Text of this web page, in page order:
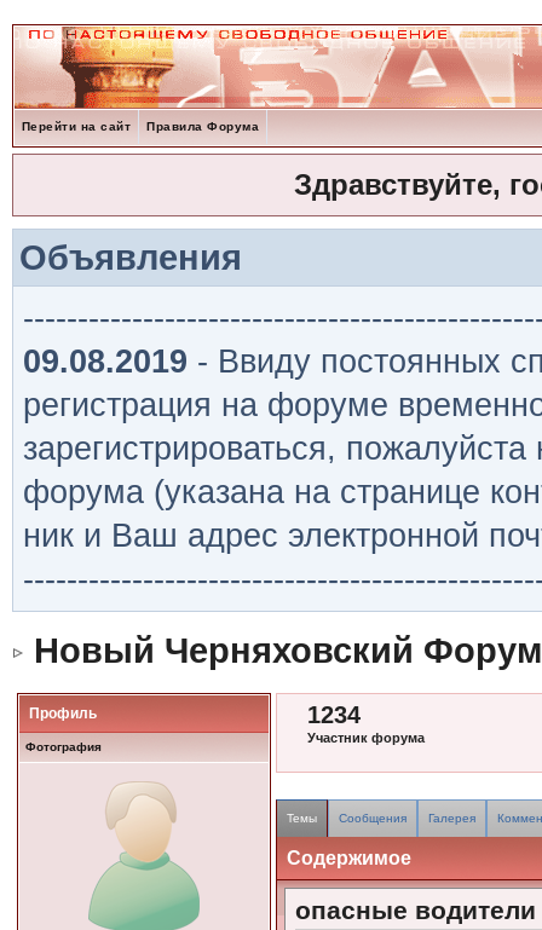
Перейти на сайт Правила Форума
Здравствуйте,
Объявления
09.08.2019 - Ввиду постоянных
регистрация на форуме
зарегистрироваться,
форума (указана на странице
ник и Ваш адрес электронной
Новый Черняховский Форум
Профиль
Фотография
1234
Участник форума
Темы Сообщения Галерея
Содержимое
опасные водители